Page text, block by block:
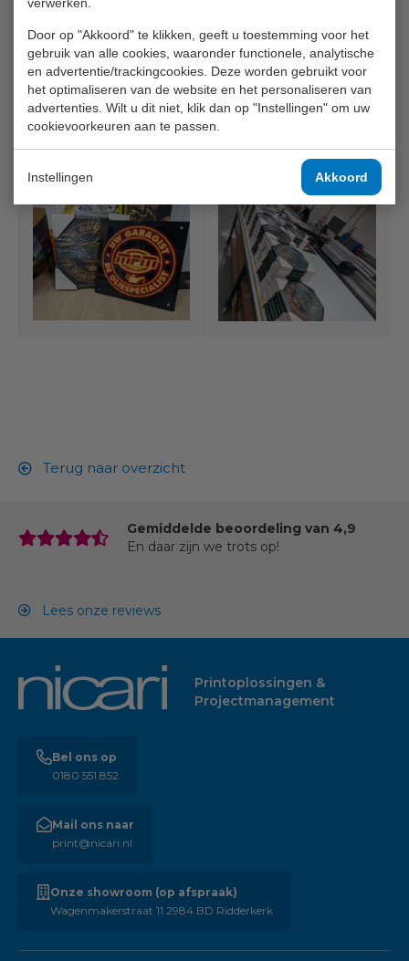
Door op "Akkoord" te klikken, geeft u toestemming voor het
gebruik van alle cookies, waaronder functionele, analytische
en advertentie/trackingcookies. Deze worden gebruikt voor
het optimaliseren van de website en het personaliseren van
advertenties. Wilt u dit niet, klik dan op "Instellingen" om uw
cookievoorkeuren aan te passen.
Instellingen Akkoord
printen. Het geheel is afgedekt met onze
milieuvriendelijke, witte inkt en de plaatjes worden
bevestigd met afstandhouders.
Deze certificaten zijn straks terug te vinden bij de
MPM Oil Franchisenemers.
Terug naar overzicht
Gemiddelde beoordeling van 4,9
En daar zijn we trots op!
Lees onze reviews
Printoplossingen &
Projectmanagement
Bel ons op
0180 551 852
Mail ons naar
print@nicari.nl
Onze showroom (op afspraak)
Wagenmakerstraat 11 2984 BD Ridderkerk